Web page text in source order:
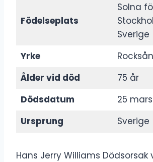
Födelseplats
Solna
Sverige
Yrke
Ålder vid död
75 år
Dödsdatum
25 mars
Ursprung
Sverige
Hans Jerry Williams Dödsorsak